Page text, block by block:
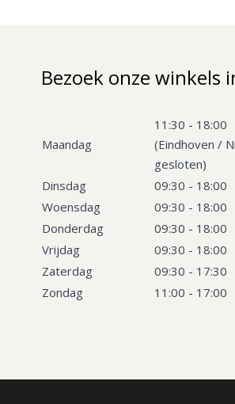
Bezoek onze winkels
Maandag
11:30 - 18:00
(Eindhoven /
gesloten)
Dinsdag
09:30 - 18:00
Woensdag
09:30 - 18:00
Donderdag
09:30 - 18:00
Vrijdag
09:30 - 18:00
Zaterdag
09:30 - 17:30
Zondag
11:00 - 17:00